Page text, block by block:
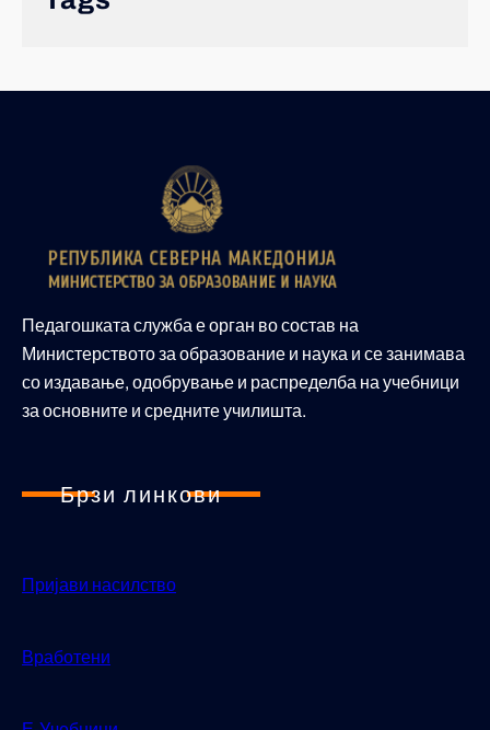
Педагошката служба е орган во состав на
Министерството за образование и наука и се занимава
со издавање, одобрување и распределба на учебници
за основните и средните училишта.
Брзи линкови
Пријави насилство
Вработени